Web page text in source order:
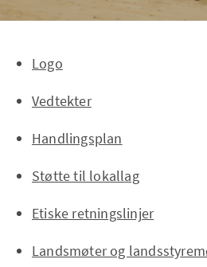
Logo
Vedtekter
Handlingsplan
Støtte til lokallag
Etiske retningslinjer
Landsmøter og